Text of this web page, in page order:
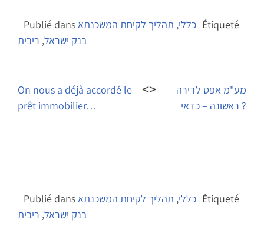
Publié dans כללי, תהליך לקיחת המשכנתא
Étiqueté
בנק ישראל, ריבית
de
l’article
On nous a déjà accordé le
prêt immobilier…
מע"מ אפס לדירה
ראשונה – כדאי ?
Publié dans כללי, תהליך לקיחת המשכנתא
Étiqueté
בנק ישראל, ריבית